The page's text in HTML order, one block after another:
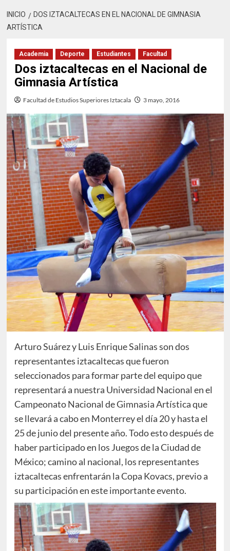
INICIO
DOS IZTACALTECAS EN EL NACIONAL DE GIMNASIA
ARTÍSTICA
Academia Deporte Estudiantes Facultad
Dos iztacaltecas en el Nacional de
Gimnasia Artística
Facultad de Estudios Superiores Iztacala 3 mayo, 2016
Arturo Suárez y Luis Enrique Salinas son dos
representantes iztacaltecas que fueron
seleccionados para formar parte del equipo que
representará a nuestra Universidad Nacional en el
Campeonato Nacional de Gimnasia Artística que
se llevará a cabo en Monterrey el día 20 y hasta el
25 de junio del presente año. Todo esto después de
haber participado en los Juegos de la Ciudad de
México; camino al nacional, los representantes
iztacaltecas enfrentarán la Copa Kovacs, previo a
su participación en este importante evento.